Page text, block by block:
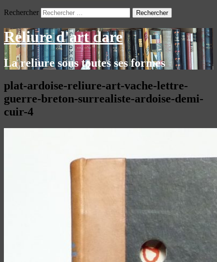
Rechercher
Reliure d'art dare
La reliure sous toutes ses formes
plat-ardoise-reliure-art-vache-lettre-
guerre-breton-surrealiste-ardoise-demi-
cuir-4